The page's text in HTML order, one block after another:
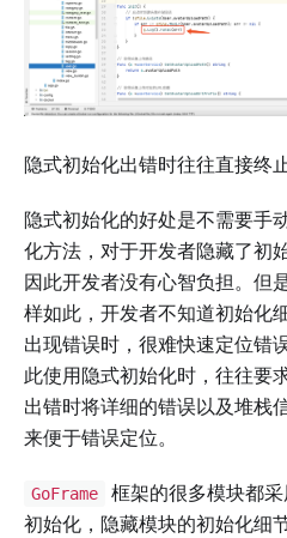
隐式初始化出错时往往直接终
隐式初始化的好处是不需要手
化方法，对于开发者隐藏了初
因此开发者没有心智负担。但
样如此，开发者不知道初始化
出现错误时，很难快速定位错
此使用隐式初始化时，往往要
出错时将详细的错误以及堆栈
来便于错误定位。
GoFrame
框架的很多模块都
初始化，隐藏模块的初始化细